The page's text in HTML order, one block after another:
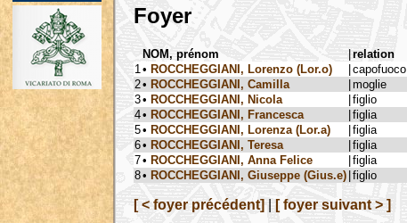
Foyer
NOM, prénom |relation
1 • ROCCHEGGIANI, Lorenzo (Lor.o) |capofuoco
2• ROCCHEGGIANI, Camilla |moglie
3• ROCCHEGGIANI, Nicola |figlio
4• ROCCHEGGIANI, Francesca |figlia
5• ROCCHEGGIANI, Lorenza (Lor.a) |figlia
6• ROCCHEGGIANI, Teresa |figlia
7• ROCCHEGGIANI, Anna Felice |figlia
8• ROCCHEGGIANI, Giuseppe (Gius.e) |figlio
[ < foyer précédent] [ foyer suivant > ]